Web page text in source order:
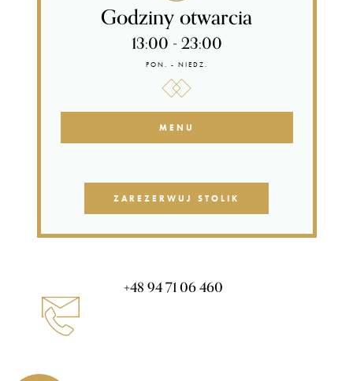
Godziny otwarcia
13:00 - 23:00
PON. - NIEDZ.
MENU
ZAREZERWUJ STOLIK
+48 94 71 06 460